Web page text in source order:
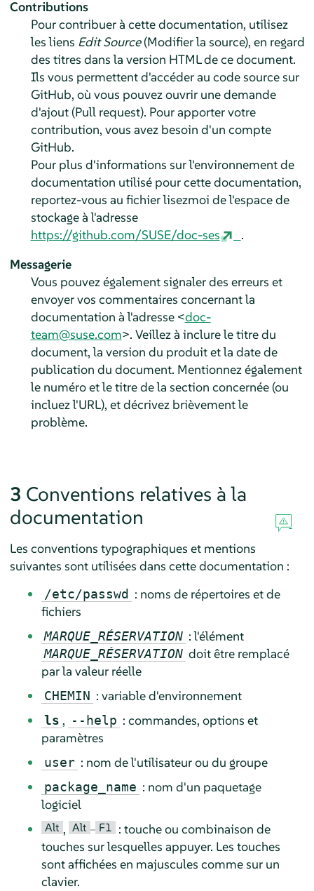
Contributions
Pour contribuer à cette documentation, utilisez
les liens Edit Source(Modifier la source), en regard
des titres dans la version HTML de ce document.
Ils vous permettent d'accéder au code source sur
GitHub, où vous pouvez ouvrir une demande
d'ajout (Pull request). Pour apporter votre
contribution, vous avez besoin d'un compte
GitHub.
Pour plus d'informations sur l'environnement de
documentation utilisé pour cette documentation,
reportez-vous au fichier lisezmoi de l'espace de
stockage à l'adresse
https://github.com/SUSE/doc-ses
.
Messagerie
Vous pouvez également signaler des erreurs et
envoyer vos commentaires concernant la
documentation à l'adresse <doc-
team@suse.com>. Veillez à inclure le titre du
document, la version du produit et la date de
publication du document. Mentionnez également
le numéro et le titre de la section concernée (ou
incluez l'URL), et décrivez brièvement le
problème.
3 Conventions relatives à la
documentation
Les conventions typographiques et mentions
suivantes sont utilisées dans cette documentation :
/etc/passwd : noms de répertoires et de
fichiers
MARQUE_RÉSERVATION : l'élément
MARQUE_RÉSERVATION doit être remplacé
par la valeur réelle
CHEMIN : variable d'environnement
ls , --help : commandes, options et
paramètres
user : nom de l'utilisateur ou du groupe
package_name : nom d'un paquetage
logiciel
Alt , Alt – F1 : touche ou combinaison de
touches sur lesquelles appuyer. Les touches
sont affichées en majuscules comme sur un
clavier.